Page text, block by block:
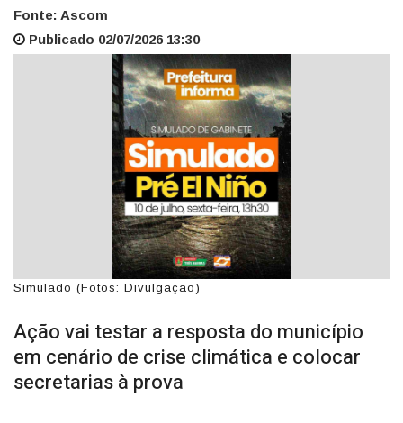
Fonte: Ascom
Publicado 02/07/2026 13:30
Simulado (Fotos: Divulgação)
Ação vai testar a resposta do município
em cenário de crise climática e colocar
secretarias à prova